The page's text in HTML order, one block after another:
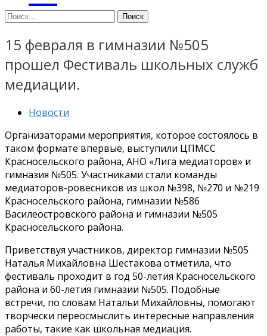
Найти:
15 февраля в гимназии №505
прошел Фестиваль школьных служб
медиации.
Новости
Организаторами мероприятия, которое состоялось в
таком формате впервые, выступили ЦПМСС
Красносельского района, АНО «Лига медиаторов» и
гимназия №505. Участниками стали команды
медиаторов-ровесников из школ №398, №270 и №219
Красносельского района, гимназии №586
Василеостровского района и гимназии №505
Красносельского района.
Приветствуя участников, директор гимназии №505
Наталья Михайловна Шестакова отметила, что
фестиваль проходит в год 50-летия Красносельского
района и 60-летия гимназии №505. Подобные
встречи, по словам Натальи Михайловны, помогают
творчески переосмыслить интересные направления
работы, такие как школьная медиация.